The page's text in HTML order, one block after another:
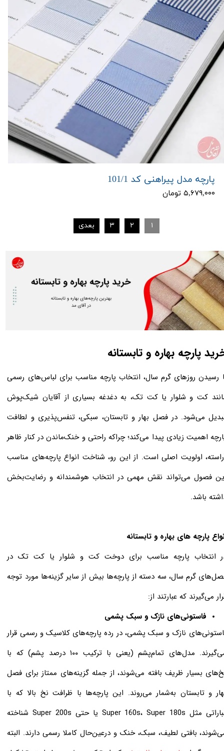
پارچه مدل پیراهنی کد 101/1
۵,۶۷۹,۰۰۰ تومان
۱ ۲ ۳ بعدی
پارچه بهاره و تابستانه
رسیدن روزهای گرم سال، انتخاب پارچه‌ مناسب برای لباس‌های رسمی
کت و شلوار یا کت تک، به دغدغه بسیاری از آقایان شیک‌پوش
می‌شود. در فصل بهار و تابستان، سبکی، تنفس‌پذیری و لطافت
اهمیت زیادی پیدا می‌کند؛ چراکه راحتی و خنک‌ماندن در کنار ظاهر
اولویت اصلی است. از این رو، شناخت انواع پارچه‌های مناسب
فصول می‌تواند نقش مهمی در انتخاب هوشمندانه و رضایت‌بخش
باشد.
پارچه های بهاره و تابستانه
انتخاب پارچه مناسب برای دوخت کت و شلوار یا کت تک در
گرم سال، سه دسته از پارچه‌ها بیش از سایر گزینه‌ها مورد توجه
می‌گیرند که عبارتند از:
فاستونی‌های نازک و سبک پشمی
نازک و سبک پشمی، در رده پارچه‌های کلاسیک و رسمی قرار
می‌گیرند. مدل‌های تمام‌پشم (یعنی با ترکیب ۱۰۰ درصد پشم) که با
بسیار ظریف بافته می‌شوند، از جمله گزینه‌های ممتاز برای فصل
و تابستان به‌شمار می‌روند. این پارچه‌ها با ظرافت نخ بالا که با
عباراتی مثل Super 160s، Super 180s یا حتی Super 200s شناخته
بافتی لطیف، سبک، خنک و درعین‌حال کاملا رسمی دارند. البته